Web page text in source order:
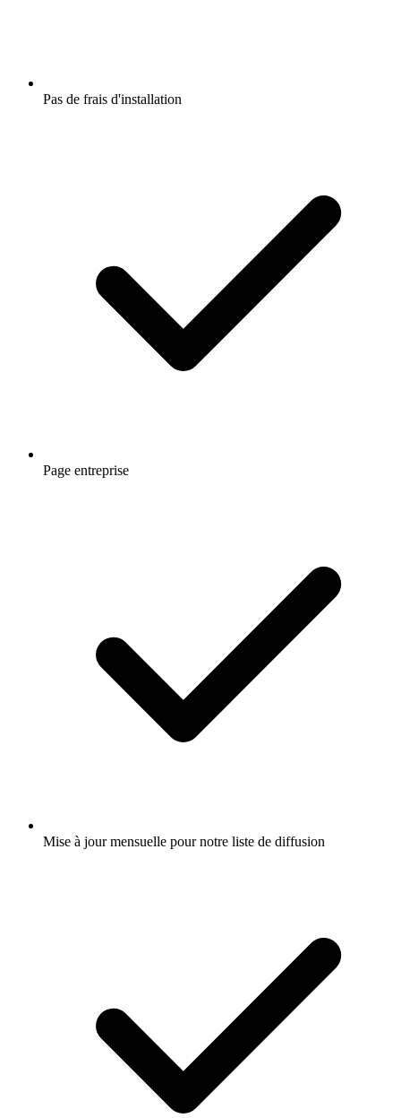
Pas de frais d'installation
Page entreprise
Mise à jour mensuelle pour notre liste de diffusion